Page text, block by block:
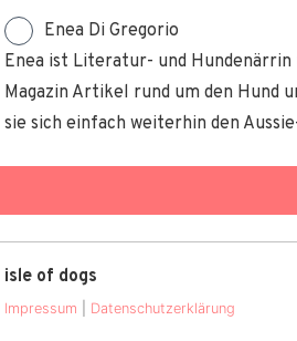
Enea Di Gregorio
Enea ist Literatur- und
Magazin Artikel rund um den Hund
sie sich einfach weiterhin den
isle of dogs
Impressum Datenschutzerklärung